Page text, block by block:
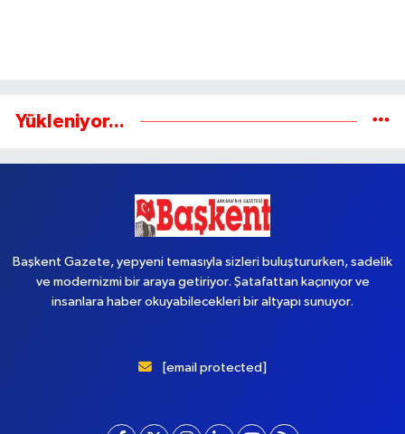
Yükleniyor...
Başkent Gazete, yepyeni temasıyla sizleri buluştururken, sadelik
ve modernizmi bir araya getiriyor. Şatafattan kaçınıyor ve
insanlara haber okuyabilecekleri bir altyapı sunuyor.
[email protected]